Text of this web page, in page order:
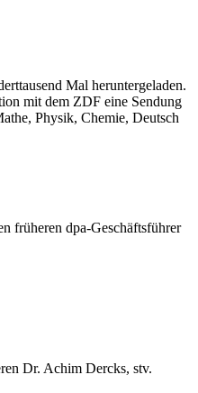
Mal heruntergeladen.
mit dem ZDF eine Sendung
Physik, Chemie, Deutsch
früheren dpa-Geschäftsführer
Dr. Achim Dercks, stv.